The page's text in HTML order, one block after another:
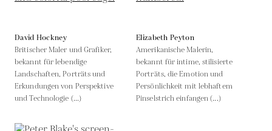
David Hockney
Britischer Maler und Grafiker,
bekannt für lebendige
Landschaften, Porträts und
Erkundungen von Perspektive
und Technologie (...)
Elizabeth Peyton
Amerikanische Malerin,
bekannt für intime, stilisierte
Porträts, die Emotion und
Persönlichkeit mit lebhaftem
Pinselstrich einfangen (...)